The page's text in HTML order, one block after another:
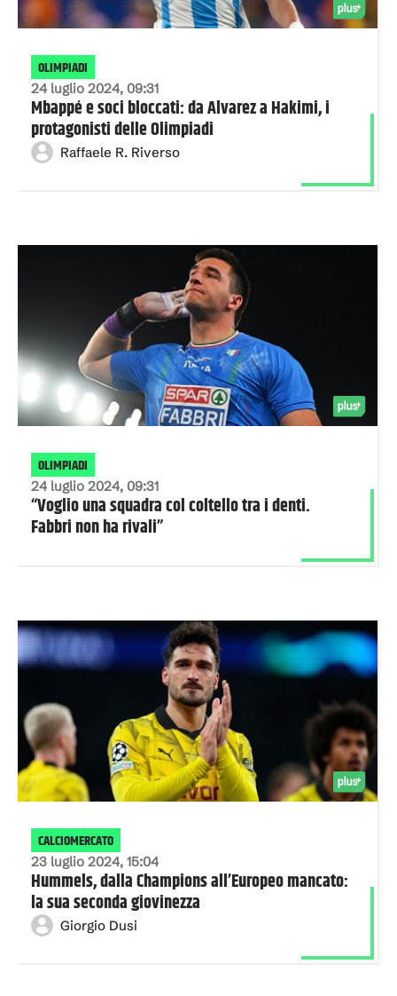
24 luglio 2024, 09:31
OLIMPIADI
Mbappé e soci bloccati: da Alvarez a Hakimi, i
protagonisti delle Olimpiadi
Raffaele R. Riverso
24 luglio 2024, 09:31
OLIMPIADI
“Voglio una squadra col coltello tra i denti.
Fabbri non ha rivali”
23 luglio 2024, 15:04
CALCIOMERCATO
Hummels, dalla Champions all’Europeo mancato:
la sua seconda giovinezza
Giorgio Dusi